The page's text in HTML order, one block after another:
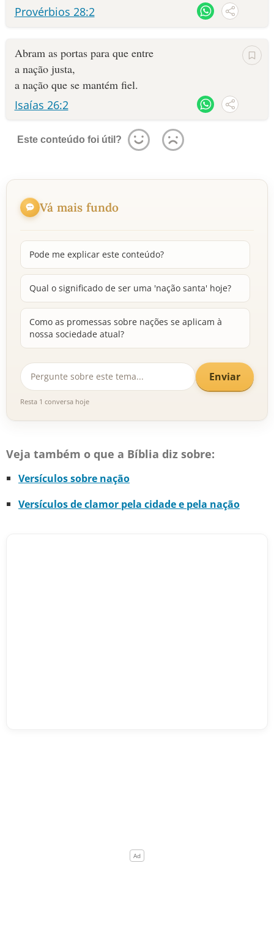
Provérbios 28:2
Abram as portas para que entre
a nação justa,
a nação que se mantém fiel.
Isaías 26:2
Este conteúdo foi útil?
Vá mais fundo
Pode me explicar este conteúdo?
Qual o significado de ser uma 'nação santa' hoje?
Como as promessas sobre nações se aplicam à
nossa sociedade atual?
Enviar
Resta 1 conversa hoje
Veja também o que a Bíblia diz sobre:
Versículos sobre nação
Versículos de clamor pela cidade e pela nação